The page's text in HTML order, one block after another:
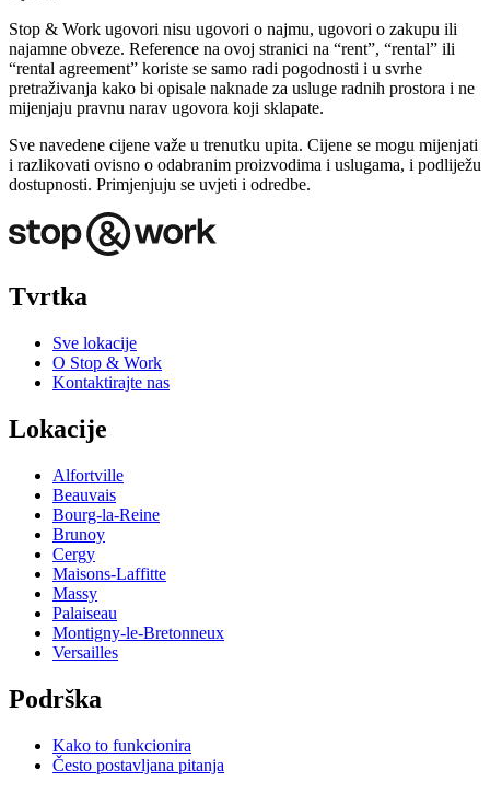
Stop & Work ugovori nisu ugovori o najmu, ugovori o zakupu ili
najamne obveze. Reference na ovoj stranici na “rent”, “rental” ili
“rental agreement” koriste se samo radi pogodnosti i u svrhe
pretraživanja kako bi opisale naknade za usluge radnih prostora i ne
mijenjaju pravnu narav ugovora koji sklapate.
Sve navedene cijene važe u trenutku upita. Cijene se mogu mijenjati
i razlikovati ovisno o odabranim proizvodima i uslugama, i podliježu
dostupnosti. Primjenjuju se uvjeti i odredbe.
Tvrtka
Sve lokacije
O Stop & Work
Kontaktirajte nas
Lokacije
Alfortville
Beauvais
Bourg-la-Reine
Brunoy
Cergy
Maisons-Laffitte
Massy
Palaiseau
Montigny-le-Bretonneux
Versailles
Podrška
Kako to funkcionira
Često postavljana pitanja